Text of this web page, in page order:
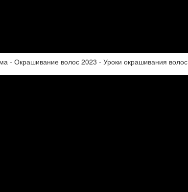
- Окрашивание волос 2023 - Уроки окрашивания волос